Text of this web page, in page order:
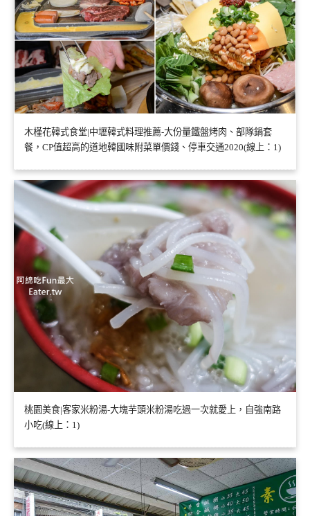
木槿花韓式食堂|中壢韓式料理推薦-大份量鐵盤烤肉、部隊鍋套
餐，CP值超高的道地韓國味附菜單價錢、停車交通2020(線上：1)
桃園美食|客家米粉湯-大塊芋頭米粉湯吃過一次就愛上，自強南路
小吃(線上：1)